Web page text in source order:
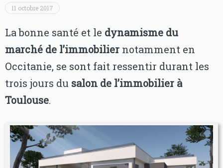
11 octobre 2017
La bonne santé et le dynamisme du
marché de l’immobilier notamment en
Occitanie, se sont fait ressentir durant les
trois jours du salon de l’immobilier à
Toulouse.